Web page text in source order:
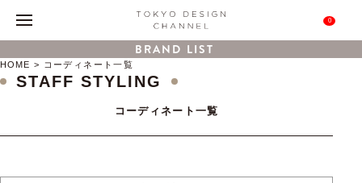
0
BRAND LIST
HOME コーディネート一覧
STAFF STYLING
コーディネート一覧